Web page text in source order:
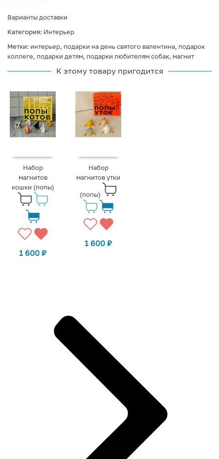
Варианты доставки
Категория: Интерьер
Метки: интерьер, подарки на день святого валентина, подарок
коллеге, подарки детям, подарки любителям собак, магнит
К этому товару пригодится
Набор
магнитов
кошки (попы)
1 600₽
Набор
магнитов утки
(попы)
1 600₽